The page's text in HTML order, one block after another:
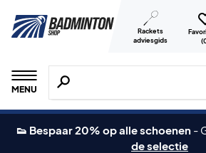
Rackets
adviesgids
(
MENU
Zoeken naar producten,
👟 Bespaar 20% op alle schoenen -
de selectie